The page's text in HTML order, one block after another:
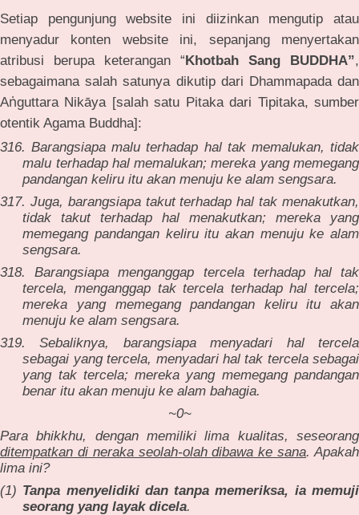
Setiap pengunjung website ini diizinkan mengutip atau
menyadur konten website ini, sepanjang menyertakan
atribusi berupa keterangan “Khotbah Sang BUDDHA”,
sebagaimana salah satunya dikutip dari Dhammapada dan
Aṅguttara Nikāya [salah satu Pitaka dari Tipitaka, sumber
otentik Agama Buddha]:
316. Barangsiapa malu terhadap hal tak memalukan, tidak
malu terhadap hal memalukan; mereka yang memegang
pandangan keliru itu akan menuju ke alam sengsara.
317. Juga, barangsiapa takut terhadap hal tak menakutkan,
tidak takut terhadap hal menakutkan; mereka yang
memegang pandangan keliru itu akan menuju ke alam
sengsara.
318. Barangsiapa menganggap tercela terhadap hal tak
tercela, menganggap tak tercela terhadap hal tercela;
mereka yang memegang pandangan keliru itu akan
menuju ke alam sengsara.
319. Sebaliknya, barangsiapa menyadari hal tercela
sebagai yang tercela, menyadari hal tak tercela sebagai
yang tak tercela; mereka yang memegang pandangan
benar itu akan menuju ke alam bahagia.
~0~
Para bhikkhu, dengan memiliki lima kualitas, seseorang
ditempatkan di neraka seolah-olah dibawa ke sana. Apakah
lima ini?
(1) Tanpa menyelidiki dan tanpa memeriksa, ia memuji
seorang yang layak dicela.